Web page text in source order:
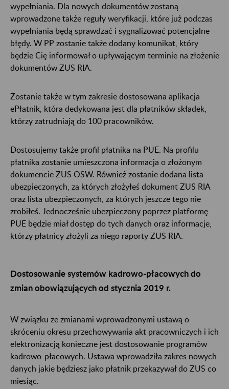
wypełniania. Dla nowych dokumentów zostaną
wprowadzone także reguły weryfikacji, które już podczas
wypełniania będą sprawdzać i sygnalizować potencjalne
błędy. W PP zostanie także dodany komunikat, który
będzie Cię informował o upływającym terminie na złożenie
dokumentów ZUS RIA.
Zostanie także w tym zakresie dostosowana aplikacja
ePłatnik, która dedykowana jest dla płatników składek,
którzy zatrudniają do 100 pracowników.
Dostosujemy także profil płatnika na PUE. Na profilu
płatnika zostanie umieszczona informacja o złożonym
dokumencie ZUS OSW. Również zostanie dodana lista
ubezpieczonych, za których złożyłeś dokument ZUS RIA
oraz lista ubezpieczonych, za których jeszcze tego nie
zrobiłeś. Jednocześnie ubezpieczony poprzez platformę
PUE będzie miał dostęp do tych danych oraz informacje,
którzy płatnicy złożyli za niego raporty ZUS RIA.
Dostosowanie systemów kadrowo-płacowych do
zmian obowiązujących od stycznia 2019 r.
W związku ze zmianami wprowadzonymi ustawą o
skróceniu okresu przechowywania akt pracowniczych i ich
elektronizacją konieczne jest dostosowanie programów
kadrowo-płacowych. Ustawa wprowadziła zakres nowych
danych jakie będziesz jako płatnik przekazywał do ZUS co
miesiąc.